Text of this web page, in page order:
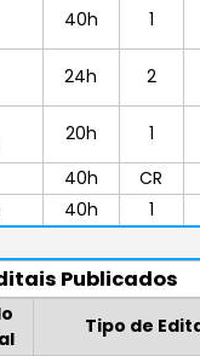
40h 1
24h 2
20h 1
40h CR
40h 1
Publicados
Tipo de